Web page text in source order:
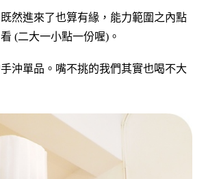
然進來了也算有緣，能力範圍之內點
(二大一小點一份喔)。
手沖單品。嘴不挑的我們其實也喝不大